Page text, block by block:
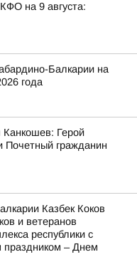
на 9 августа:
Балкарии на
года
Герой
Почетный гражданин
Казбек Коков
и ветеранов
республики с
– Днем